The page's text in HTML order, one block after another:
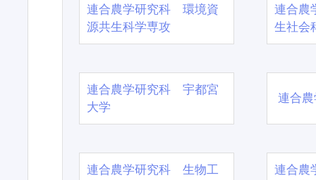
連合農学研究科 環境資
源共生科学専攻
連合農
生社会
連合農学研究科 宇都宮
大学
連合
連合農学研究科 生物工
連合農